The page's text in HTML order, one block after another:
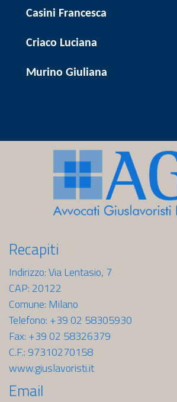
Casini Francesca
Criaco Luciana
Murino Giuliana
Recapiti
Indirizzo: Via Lentasio, 7
CAP: 20122
Comune: Milano
Telefono: +39 02 58305930
Fax: +39 02 58326379
C.F.: 97310270158
www.giuslavoristi.it
Email